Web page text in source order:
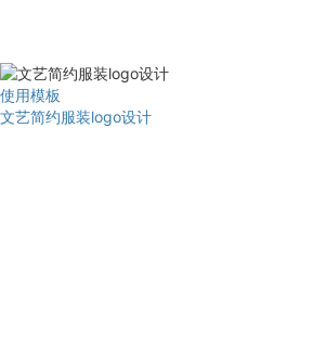
使用模板
文艺简约服装logo设计